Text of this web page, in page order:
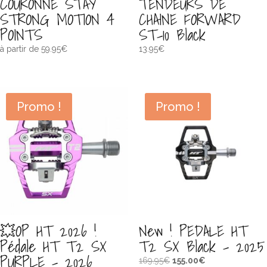
STRONG MOTION 4
POINTS
à partir de 59.95€
CHAINE FORWARD
ST-10 Black
13.95€
Promo !
💥OP HT 2026 !
Pédale HT T2 SX
PURPLE – 2026
Promo !
New ! PEDALE HT
T2 SX Black – 2025
169.95€ Le
155.00€Le